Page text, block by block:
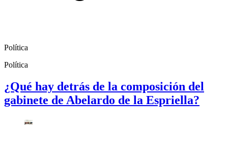
Política
Política
¿Qué hay detrás de la composición del
gabinete de Abelardo de la Espriella?